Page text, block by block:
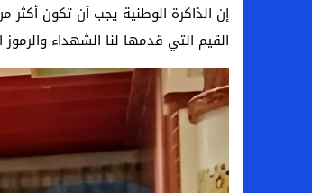
إن الذاكرة الوطنية يجب أن تكون
القيم التي قدمها لنا الشهداء والرموز